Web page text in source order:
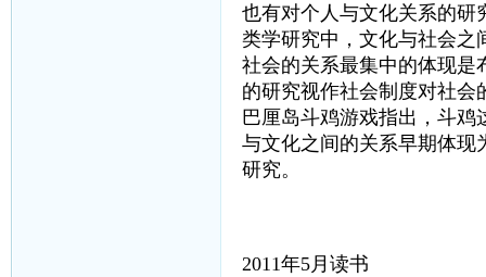
也有对个人与文化关系的研
类学研究中，文化与社会之
社会的关系最集中的体现是
的研究视作社会制度对社会
巴厘岛斗鸡游戏指出，斗
与文化之间的关系早期体现
研究。
2011年5月读书